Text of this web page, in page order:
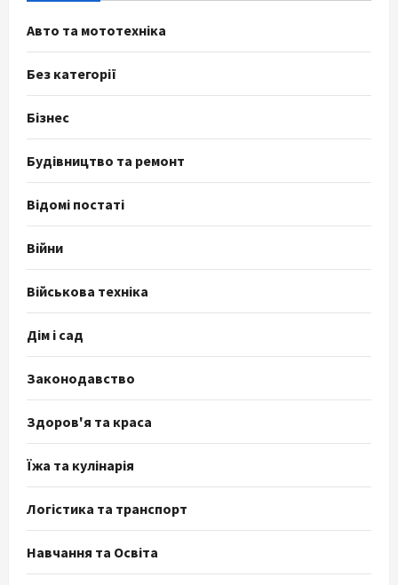
Авто та мототехніка
Без категорії
Бізнес
Будівництво та ремонт
Відомі постаті
Війни
Військова техніка
Дім і сад
Законодавство
Здоров'я та краса
Їжа та кулінарія
Логістика та транспорт
Навчання та Освіта